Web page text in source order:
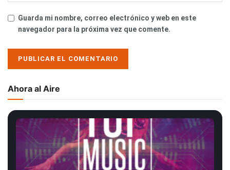
Guarda mi nombre, correo electrónico y web en este
navegador para la próxima vez que comente.
Ahora al Aire